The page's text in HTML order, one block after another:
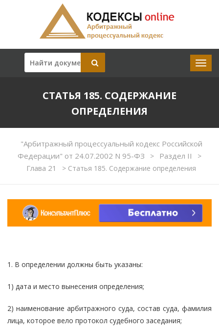
СТАТЬЯ 185. СОДЕРЖАНИЕ
ОПРЕДЕЛЕНИЯ
"Арбитражный процессуальный кодекс Российской
Федерации" от 24.07.2002 N 95-ФЗ
> Раздел II >
Глава 21 > Статья 185. Содержание определения
1. В определении должны быть указаны:
1) дата и место вынесения определения;
2) наименование арбитражного суда, состав суда, фамилия
лица, которое вело протокол судебного заседания;